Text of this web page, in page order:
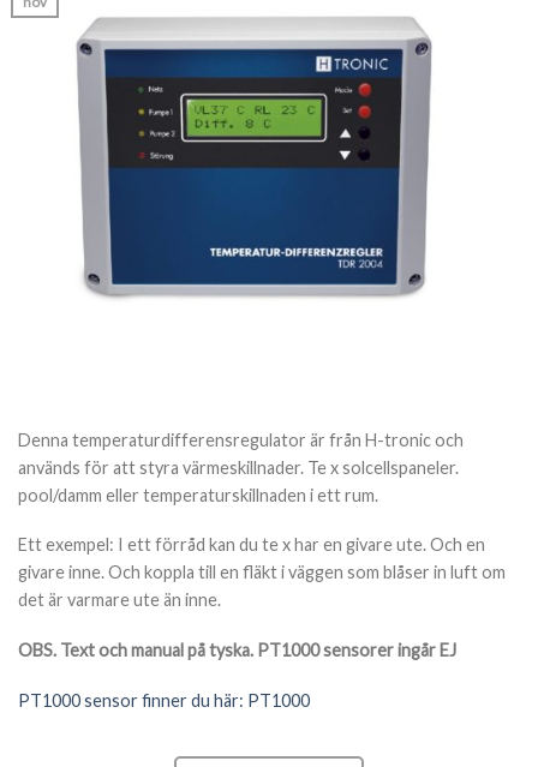
Denna temperaturdifferensregulator är från H-tronic och
används för att styra värmeskillnader. Te x solcellspaneler.
pool/damm eller temperaturskillnaden i ett rum.
Ett exempel: I ett förråd kan du te x har en givare ute. Och en
givare inne. Och koppla till en fläkt i väggen som blåser in luft om
det är varmare ute än inne.
OBS. Text och manual på tyska. PT1000 sensorer ingår EJ
PT1000 sensor finner du här: PT1000